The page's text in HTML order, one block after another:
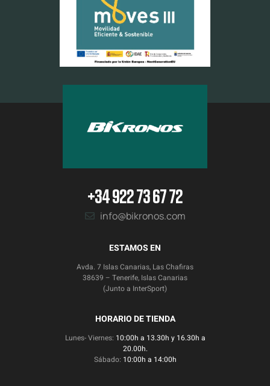
+34 922 73 67 72
info@bikronos.com
ESTAMOS EN
Avda. 7 Islas Canarias, Las Chafiras
38639 – Tenerife, Islas Canarias
(Junto a InterSport)
HORARIO DE TIENDA
Lunes- Viernes: 10:00h a 13.30h y 16.30h a
20.00h.
Sábado: 10:00h a 14:00h